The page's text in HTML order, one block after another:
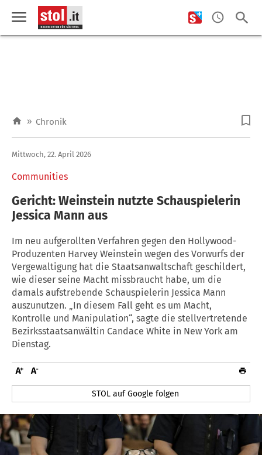
» Chronik
Communities
Mittwoch, 22. April 2026
Gericht: Weinstein nutzte Schauspielerin
Jessica Mann aus
Im neu aufgerollten Verfahren gegen den Hollywood-
Produzenten Harvey Weinstein wegen des Vorwurfs der
Vergewaltigung hat die Staatsanwaltschaft geschildert,
wie dieser seine Macht missbraucht habe, um die
damals aufstrebende Schauspielerin Jessica Mann
auszunutzen. „In diesem Fall geht es um Macht,
Kontrolle und Manipulation“, sagte die stellvertretende
Bezirksstaatsanwältin Candace White in New York am
Dienstag.
STOL auf Google folgen